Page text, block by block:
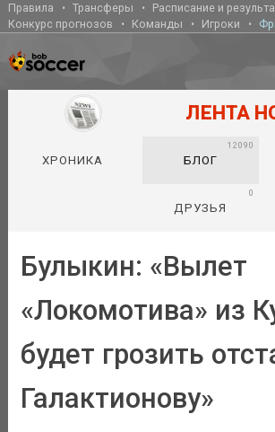
Правила Трансферы
Расписание и
Конкурс прогнозов
Команды Игроки
ЛЕНТА
ХРОНИКА БЛОГ
12090
ДРУЗЬЯ
0
Булыкин: «Вылет
«Локомотива» из
будет грозить
Галактионову»